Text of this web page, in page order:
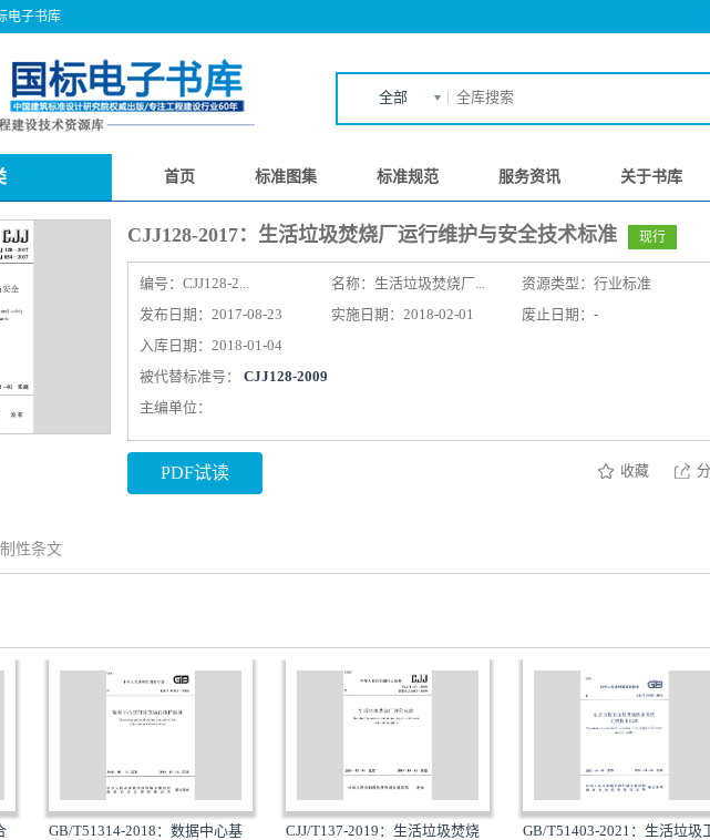
电子书库
全部
首页 标准图集 标准规范 服务资讯 关于书库
CJJ128-2017：生活垃圾焚烧厂运行维护与安全技术标准 现行
编号： CJJ128-2... 名称： 生活垃圾焚烧厂...
资源类型：行业标准
发布日期：2017-08-23
实施日期：2018-02-01
废止日期：-
入库日期：2018-01-04
被代替标准号： CJJ128-2009
主编单位：
PDF试读 收藏
性条文
GB/T51314-2018：数据中心基
CJJ/T137-2019：生活垃圾焚烧
GB/T51403-2021：生活垃圾卫